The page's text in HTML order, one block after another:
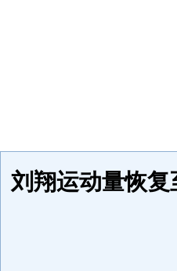
刘翔运动量恢